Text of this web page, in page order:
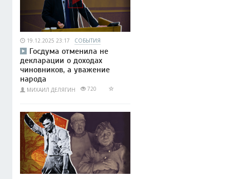
19.12.2025 23:17 СОБЫТИЯ
Госдума отменила не
декларации о доходах
чиновников, а уважение
народа
МИХАИЛ ДЕЛЯГИН 720